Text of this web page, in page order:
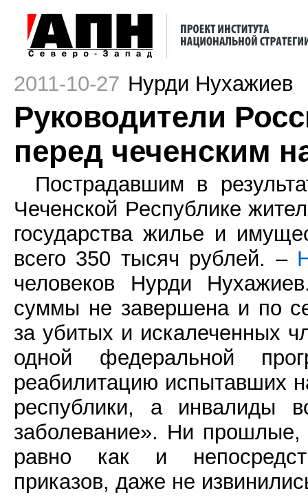
2011-10-27 Нурди Нухажиев
Руководители
перед чеченским
Пострадавшим в
Чеченской Республике
государства жилье и
всего 350 тысяч рублей. –
человеков Нурди
суммы не завершена и по
за убитых и искалеченных
одной федеральной
реабилитацию испытавших
республики, а инвалиды
заболевание». Ни
равно как и
приказов, даже не